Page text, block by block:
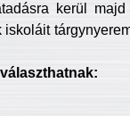
kerül